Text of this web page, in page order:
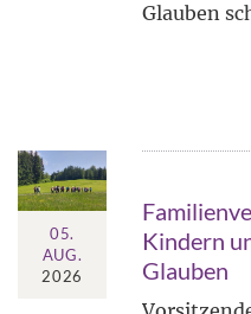
Glauben
05.
AUG.
2026
Kindern
Glauben